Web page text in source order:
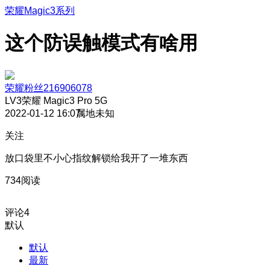
荣耀Magic3系列
这个防误触模式有啥用
荣耀粉丝216906078
LV3荣耀 Magic3 Pro 5G
2022-01-12 16:07属地未知
关注
放口袋里不小心指纹解锁给我开了一堆东西
734阅读
评论4
默认
默认
最新